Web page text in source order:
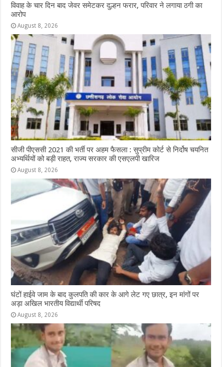
विवाह के चार दिन बाद जेवर समेटकर दुल्हन फरार, परिवार ने लगाया ठगी का
आरोप
August 8, 2026
सीजी पीएससी 2021 की भर्ती पर अहम फैसला : सुप्रीम कोर्ट से निर्दोष चयनित
अभ्यर्थियों को बड़ी राहत, राज्य सरकार की एसएलपी खारिज
August 8, 2026
घंटों हाईवे जाम के बाद कुलपति की कार के आगे लेट गए छात्र, इन मांगों पर
अड़ा अखिल भारतीय विद्यार्थी परिषद
August 8, 2026